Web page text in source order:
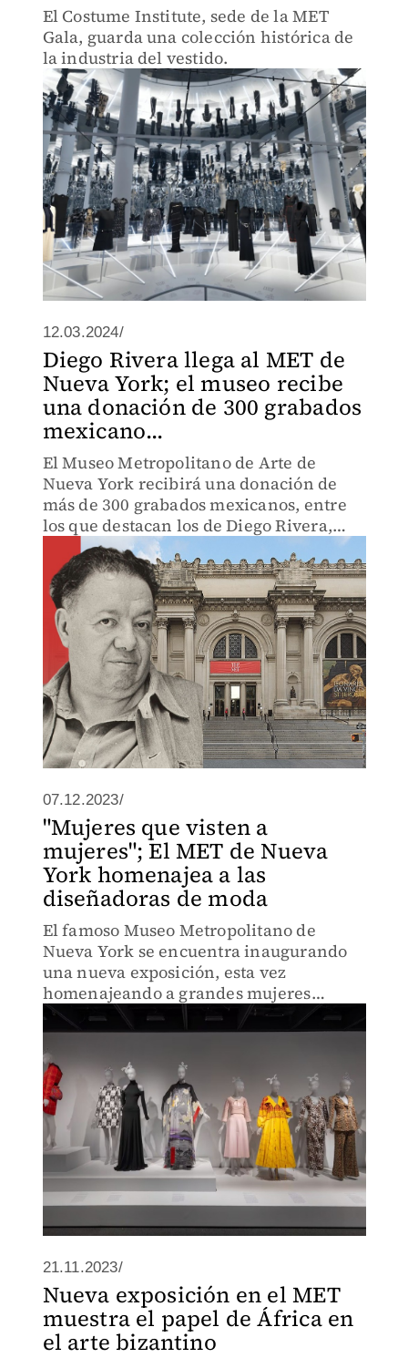
El Costume Institute, sede de la MET
Gala, guarda una colección histórica de
la industria del vestido.
12.03.2024/
Diego Rivera llega al MET de
Nueva York; el museo recibe
una donación de 300 grabados
mexicano...
El Museo Metropolitano de Arte de
Nueva York recibirá una donación de
más de 300 grabados mexicanos, entre
los que destacan los de Diego Rivera,
entre otros artistas
07.12.2023/
"Mujeres que visten a
mujeres"; El MET de Nueva
York homenajea a las
diseñadoras de moda
El famoso Museo Metropolitano de
Nueva York se encuentra inaugurando
una nueva exposición, esta vez
homenajeando a grandes mujeres
diseñadoras de la industria
21.11.2023/
Nueva exposición en el MET
muestra el papel de África en
el arte bizantino